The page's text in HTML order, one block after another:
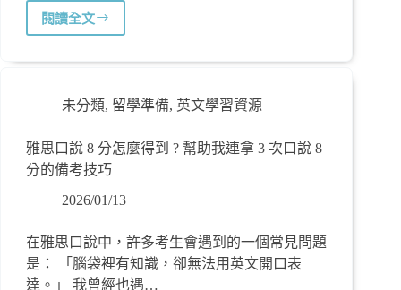
閱讀全文
未分類, 留學準備, 英文學習資源
雅思口說 8 分怎麼得到 ? 幫助我連拿 3 次口說 8
分的備考技巧
2026/01/13
在雅思口說中，許多考生會遇到的一個常見問題
是： 「腦袋裡有知識，卻無法用英文開口表
達。」 我曾經也遇…